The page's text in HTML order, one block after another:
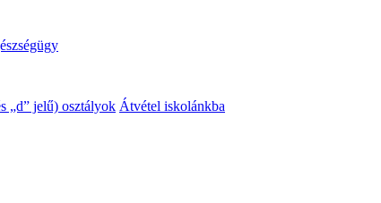
„d” jelű) osztályok Átvétel iskolánkba